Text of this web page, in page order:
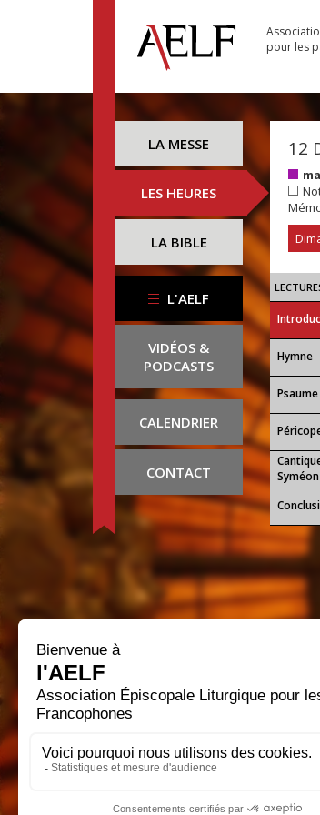
pour les
LA MESSE
LES HEURES
LA BIBLE
L'AELF
VIDÉOS &
PODCASTS
CALENDRIER
CONTACT
12
Hymne
Psaume
Syméon